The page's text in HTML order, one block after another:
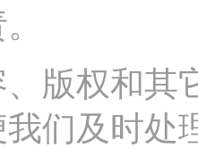
版权和其
们及时处